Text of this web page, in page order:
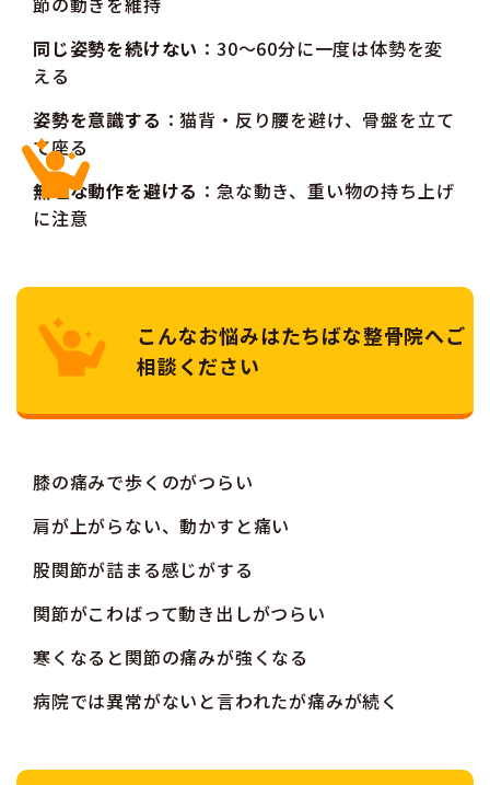
同じ姿勢を続けない ：30〜60分に一度は体勢を変
える
姿勢を意識する ：猫背・反り腰を避け、骨盤を立て
て座る
無理な動作を避ける ：急な動き、重い物の持ち上げ
に注意
こんなお悩みはたちばな整骨院へご
相談ください
膝の痛みで歩くのがつらい
肩が上がらない、動かすと痛い
股関節が詰まる感じがする
関節がこわばって動き出しがつらい
寒くなると関節の痛みが強くなる
病院では異常がないと言われたが痛みが続く